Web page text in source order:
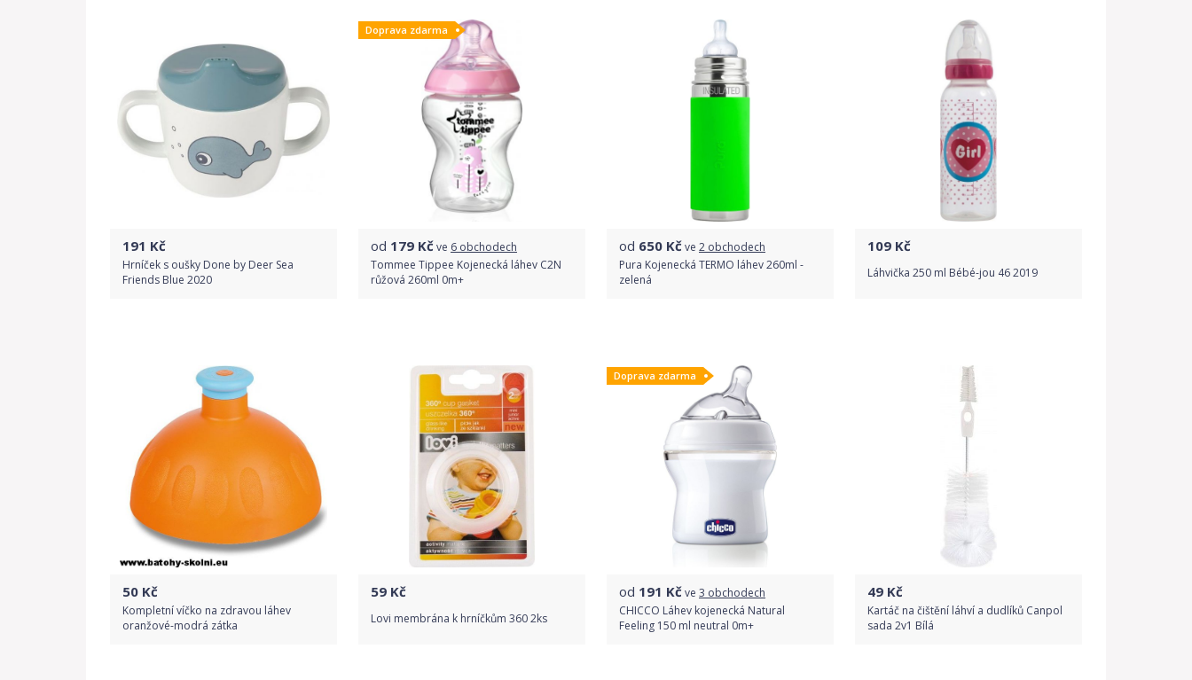
Detail produktu Detail produktu Detail produktu
191 Kč
Hrníček s oušky Done by Deer Sea
Friends Blue 2020
Detail produktu
Doprava zdarma
od 179 Kčve 6 obchodech
Tommee Tippee Kojenecká láhev C2N
růžová 260ml 0m+
od 650 Kčve 2 obchodech
Pura Kojenecká TERMO láhev 260ml -
zelená
109 Kč
Láhvička 250 ml Bébé-jou 46 2019
Detail produktu
50 Kč
Kompletní víčko na zdravou láhev
oranžové-modrá zátka
59 Kč
Lovi membrána k hrníčkům 360 2ks
Doprava zdarma
od 191 Kčve 3 obchodech
CHICCO Láhev kojenecká Natural
Feeling 150 ml neutral 0m+
49 Kč
Kartáč na čištění láhví a dudlíků Canpol
sada 2v1 Bílá